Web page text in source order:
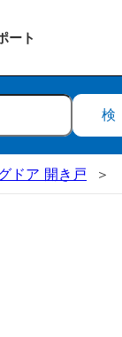
ート
ドア 開き戸